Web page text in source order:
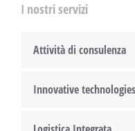
I nostri servizi
Attività di consulenza
Innovative technologies